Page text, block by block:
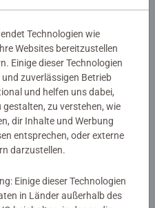
17,99 €
Ähnliche Motive
Technologien wie
Websites bereitzustellen
Einige dieser Technologien
zuverlässigen Betrieb
und helfen uns dabei,
zu verstehen, wie
dir Inhalte und Werbung
entsprechen, oder externe
darzustellen.
Einige dieser Technologien
in Länder außerhalb des